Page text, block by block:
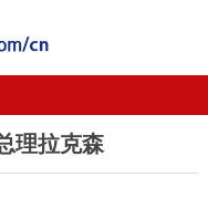
企业党建
理拉克森